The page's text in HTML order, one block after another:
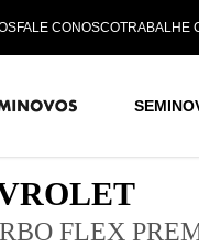
FALE CONOSCOTRABALHE
FLEX